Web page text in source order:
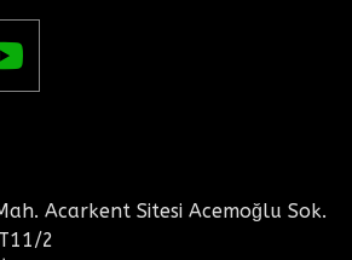
Acarkent Sitesi Acemoğlu Sok.
2